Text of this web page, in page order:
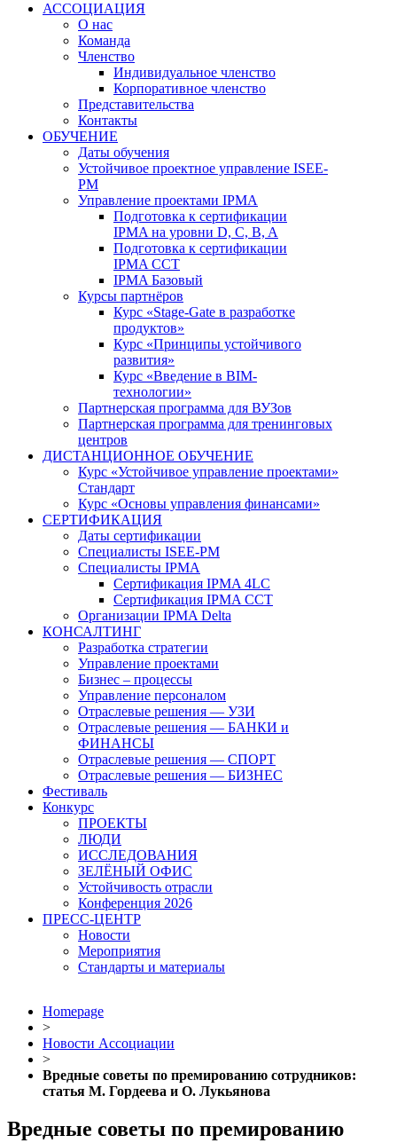
АССОЦИАЦИЯ
О нас
Команда
Членство
Индивидуальное членство
Корпоративное членство
Представительства
Контакты
ОБУЧЕНИЕ
Даты обучения
Устойчивое проектное управление ISEE-
PM
Управление проектами IPMA
Подготовка к сертификации
IPMA на уровни D, C, B, A
Подготовка к сертификации
IPMA CCT
IPMA Базовый
Курсы партнёров
Курс «Stage-Gate в разработке
продуктов»
Курс «Принципы устойчивого
развития»
Курс «Введение в BIM-
технологии»
Партнерская программа для ВУЗов
Партнерская программа для тренинговых
центров
ДИСТАНЦИОННОЕ ОБУЧЕНИЕ
Курс «Устойчивое управление проектами»
Стандарт
Курс «Основы управления финансами»
СЕРТИФИКАЦИЯ
Даты сертификации
Специалисты ISEE-PM
Специалисты IPMA
Сертификация IPMA 4LC
Сертификация IPMA CCT
Организации IPMA Delta
КОНСАЛТИНГ
Разработка стратегии
Управление проектами
Бизнес – процессы
Управление персоналом
Отраслевые решения — УЗИ
Отраслевые решения — БАНКИ и
ФИНАНСЫ
Отраслевые решения — СПОРТ
Отраслевые решения — БИЗНЕС
Фестиваль
Конкурс
ПРОЕКТЫ
ЛЮДИ
ИССЛЕДОВАНИЯ
ЗЕЛЁНЫЙ ОФИС
Устойчивость отрасли
Конференция 2026
ПРЕСС-ЦЕНТР
Новости
Мероприятия
Стандарты и материалы
Homepage
>
Новости Ассоциации
>
Вредные советы по премированию сотрудников:
статья М. Гордеева и О. Лукьянова
Вредные советы по премированию